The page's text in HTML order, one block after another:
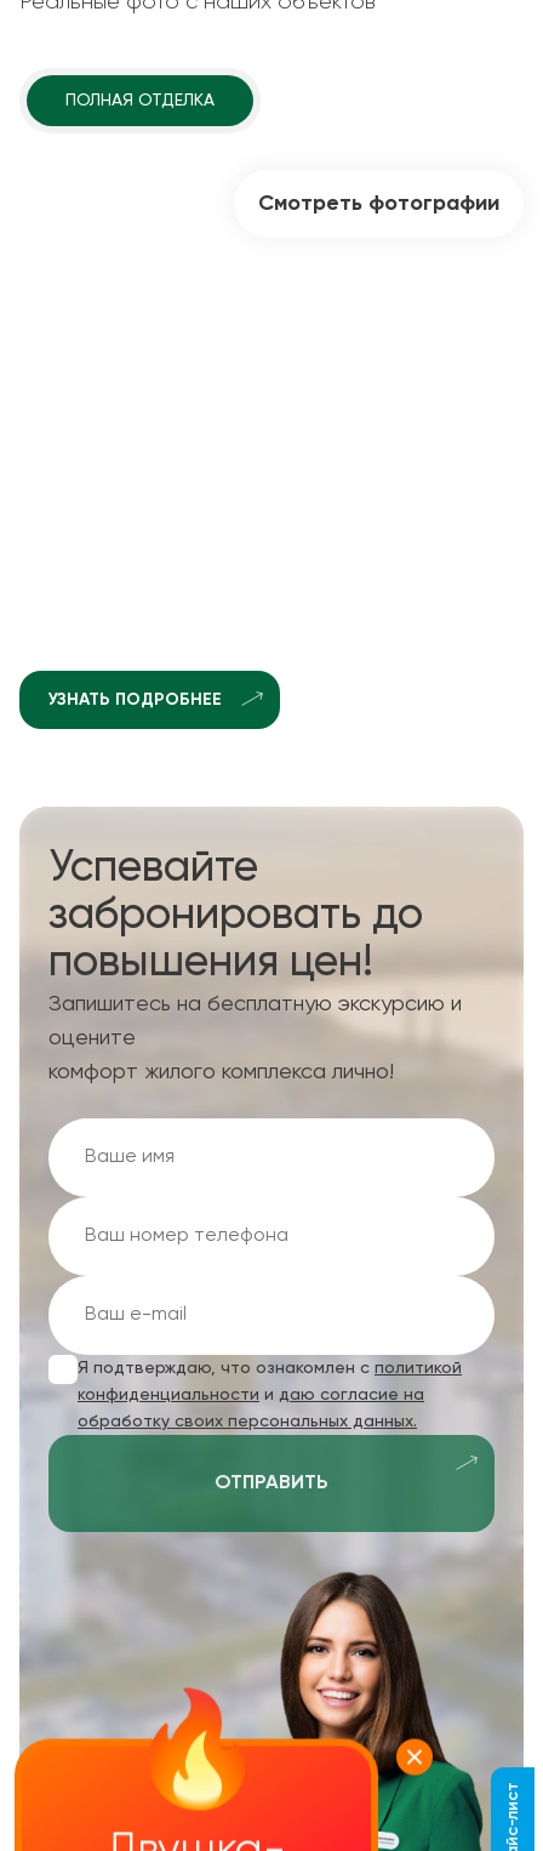
ПОЛНАЯ ОТДЕЛКА
Смотреть фотографии
УЗНАТЬ ПОДРОБНЕЕ
Успевайте
забронировать до
повышения цен!
Запишитесь на бесплатную экскурсию и
оцените
комфорт жилого комплекса лично!
Я подтверждаю, что ознакомлен с политикой
конфиденциальности и даю согласие на
обработку своих персональных данных.
ОТПРАВИТЬ